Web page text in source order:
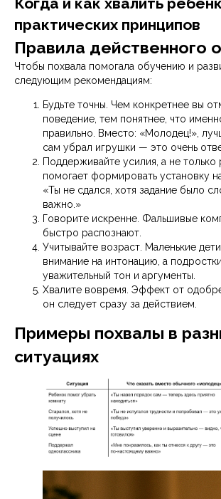
практических принципов
Правила действенного
Чтобы похвала помогала обучению и
следующим рекомендациям:
Будьте точны. Чем конкретнее вы
поведение, тем понятнее, что
правильно. Вместо: «Молодец!»,
сам убрал игрушки — это очень
Поддерживайте усилия, а не только
помогает формировать установку
«Ты не сдался, хотя задание было
важно.»
Говорите искренне. Фальшивые
быстро распознают.
Учитывайте возраст. Маленькие
внимание на интонацию, а
уважительный тон и аргументы.
Хвалите вовремя. Эффект от
он следует сразу за действием.
Примеры похвалы в
ситуациях